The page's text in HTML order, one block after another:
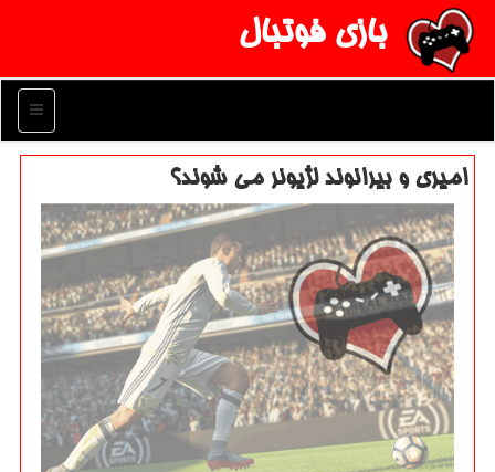
بازی فوتبال
منو
امیری و بیرانوند لژیونر می شوند؟